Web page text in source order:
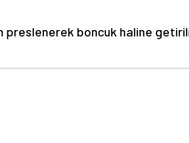
preslenerek boncuk haline